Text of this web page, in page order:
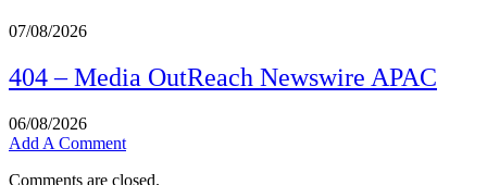
07/08/2026
404 – Media OutReach Newswire APAC
06/08/2026
Add A Comment
Comments are closed.